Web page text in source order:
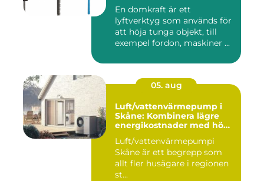
En domkraft är ett
lyftverktyg som används för
att höja tunga objekt, till
exempel fordon, maskiner ...
05. aug
Luft/vattenvärmepump i
Skåne: Kombinera lägre
energikostnader med hög
komfort
Luft/vattenvärmepumpi
Skåne är ett begrepp som
allt fler husägare i regionen
st...